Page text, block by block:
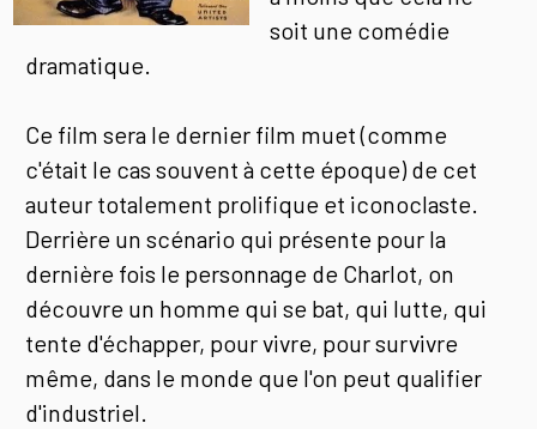
soit une comédie
dramatique.
Ce film sera le dernier film muet (comme
c'était le cas souvent à cette époque) de cet
auteur totalement prolifique et iconoclaste.
Derrière un scénario qui présente pour la
dernière fois le personnage de Charlot, on
découvre un homme qui se bat, qui lutte, qui
tente d'échapper, pour vivre, pour survivre
même, dans le monde que l'on peut qualifier
d'industriel.